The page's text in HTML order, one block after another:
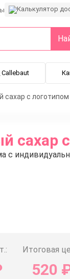
сахар с логотипом
сахар
с
Итоговая
520